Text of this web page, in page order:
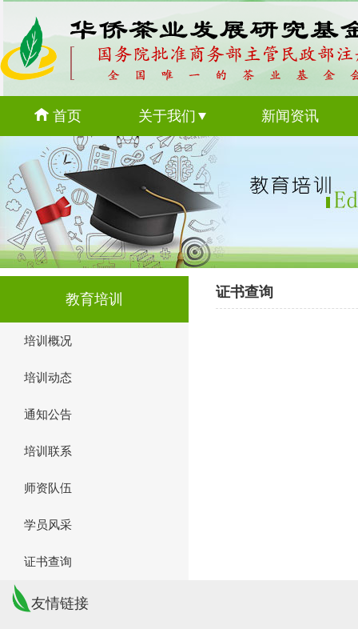
首页 关于我们 新闻资讯
教育培训
培训概况
培训动态
通知公告
培训联系
师资队伍
学员风采
证书查询
证书查询
友情链接